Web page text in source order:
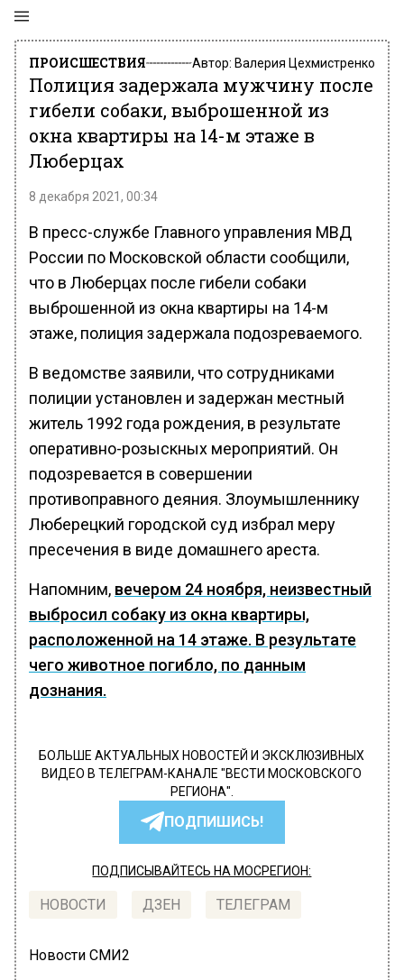
ПРОИСШЕСТВИЯ Автор: Валерия Цехмистренко
Полиция задержала мужчину после
гибели собаки, выброшенной из
окна квартиры на 14-м этаже в
Люберцах
8 декабря 2021, 00:34
В пресс-службе Главного управления МВД
России по Московской области сообщили,
что в Люберцах после гибели собаки
выброшенной из окна квартиры на 14-м
этаже, полиция задержала подозреваемого.
В ведомстве заявили, что сотрудниками
полиции установлен и задержан местный
житель 1992 года рождения, в результате
оперативно-розыскных мероприятий. Он
подозревается в совершении
противоправного деяния. Злоумышленнику
Люберецкий городской суд избрал меру
пресечения в виде домашнего ареста.
Напомним, вечером 24 ноября, неизвестный
выбросил собаку из окна квартиры,
расположенной на 14 этаже. В результате
чего животное погибло, по данным
дознания.
БОЛЬШЕ АКТУАЛЬНЫХ НОВОСТЕЙ И ЭКСКЛЮЗИВНЫХ
ВИДЕО В ТЕЛЕГРАМ-КАНАЛЕ "ВЕСТИ МОСКОВСКОГО
РЕГИОНА".
ПОДПИШИСЬ!
ПОДПИСЫВАЙТЕСЬ НА МОСРЕГИОН:
НОВОСТИ ДЗЕН ТЕЛЕГРАМ
Новости СМИ2